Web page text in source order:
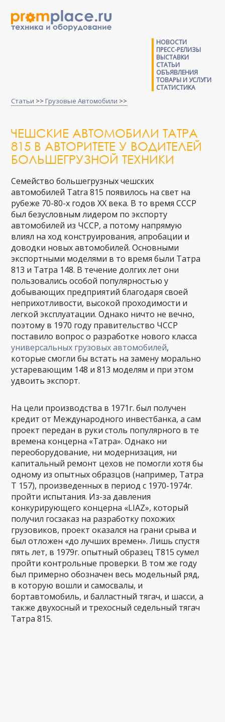
НОВОСТИ
ПРЕСС-РЕЛИЗЫ
ВЫСТАВКИ
СТАТЬИ
ОБЪЯВЛЕНИЯ
ТОВАРЫ И УСЛУГИ
СТАТИСТИКА
Статьи >> Грузовые Автомобили >>
ЧЕШСКИЕ АВТОМОБИЛИ ТАТРА
815 В АВТОРИТЕТЕ У ВОДИТЕЛЕЙ
БОЛЬШЕГРУЗНОЙ ТЕХНИКИ
Семейство большегрузных чешских
автомобилей Tatra 815 появилось на свет на
рубеже 70-80-х годов XX века. В то время СССР
был безусловным лидером по экспорту
автомобилей из ЧССР, а потому напрямую
влиял на ход конструирования, апробации и
доводки новых автомобилей. Основными
экспортными моделями в то время были Татра
813 и Татра 148. В течение долгих лет они
пользовались особой популярностью у
добывающих предприятий благодаря своей
неприхотливости, высокой проходимости и
легкой эксплуатации. Однако ничто не вечно,
поэтому в 1970 году правительство ЧССР
поставило вопрос о разработке нового класса
универсальных грузовых автомобилей,
которые смогли бы встать на замену морально
устаревающим 148 и 813 моделям и при этом
удвоить экспорт.
На цели производства в 1971г. был получен
кредит от Международного инвестбанка, а сам
проект передан в руки столь популярного в те
времена концерна «Татра». Однако ни
переоборудование, ни модернизация, ни
капитальный ремонт цехов не помогли хотя бы
одному из опытных образцов (например, Татра
Т 157), произведенных в период с 1970-1974г.
пройти испытания. Из-за давления
конкурирующего концерна «LIAZ», который
получил госзаказ на разработку похожих
грузовиков, проект оказался на грани срыва и
был отложен «до лучших времен». Лишь спустя
пять лет, в 1979г. опытный образец Т815 сумел
пройти контрольные проверки. В том же году
был примерно обозначен весь модельный ряд,
в которую вошли и самосвалы, и
бортавтомобиль, и балластный тягач, и шасси, а
также двухосный и трехосный седельный тягач
Татра 815.